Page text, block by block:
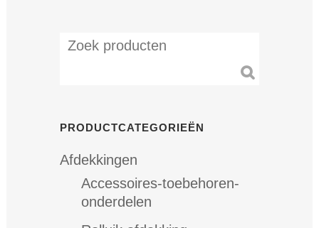
PRODUCTCATEGORIEËN
Afdekkingen
Accessoires-toebehoren-
onderdelen